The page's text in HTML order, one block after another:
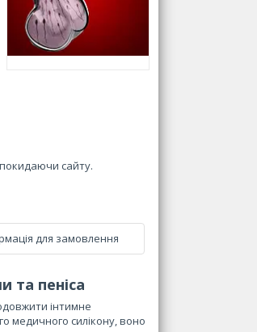
сайту.
для замовлення
та пеніса
інтимне
медичного силікону, воно